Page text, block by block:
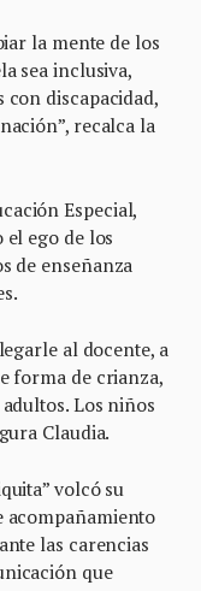
la mente de los
sea inclusiva,
con discapacidad,
recalca la
Especial,
el ego de los
de enseñanza
al docente, a
forma de crianza,
Los niños
Claudia.
volcó su
acompañamiento
las carencias
que